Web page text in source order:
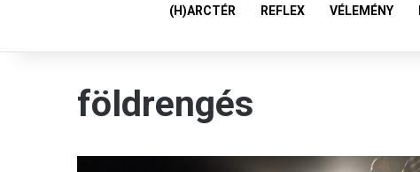
(H)ARCTÉR REFLEX VÉLEMÉNY
földrengés